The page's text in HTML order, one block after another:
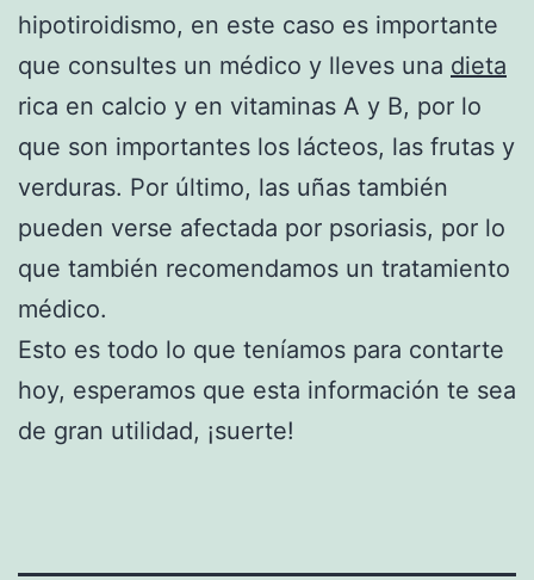
hipotiroidismo, en este caso es importante
que consultes un médico y lleves una dieta
rica en calcio y en vitaminas A y B, por lo
que son importantes los lácteos, las frutas y
verduras. Por último, las uñas también
pueden verse afectada por psoriasis, por lo
que también recomendamos un tratamiento
médico.
Esto es todo lo que teníamos para contarte
hoy, esperamos que esta información te sea
de gran utilidad, ¡suerte!